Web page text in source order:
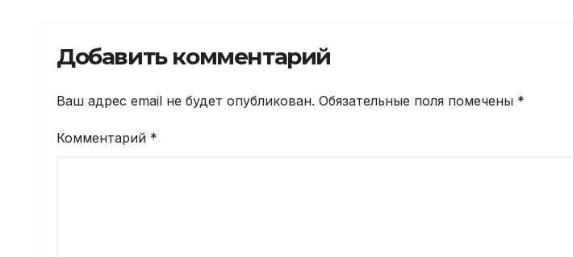
Добавить комментарий
Ваш адрес email не будет опубликован. Обязательные поля помечены *
Комментарий *